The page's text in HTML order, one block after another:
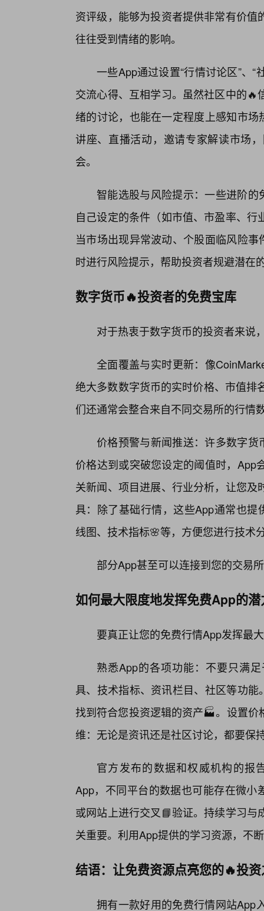
资评级，能够为投资者提供非常有价
往往受到情绪的影响。
一些App通过设置“行情讨论区”、“
交流心得、互相学习。虽然社区中的
绪的讨论，也能在一定程度上感知市
讲座、直播活动，邀请专家解读市场
会。
智能选股与风险提示：一些进阶
自己设定的条件（如市值、市盈率、
当市场出现异常波动、个股面临风险
时进行风险提示，帮助投资者规避潜在
数字货币🔥投资者的免费宝库
对于热衷于数字货币的投资者来说
全面覆盖与实时更新：像
绝大多数数字货币的实时价格、市值
们还通常会整合来自不同交易所的行情
价格预警与新闻推送：许多数字
价格达到或突破您设定的阈值时，App
关新闻、项目进展、行业分析，让您
具：除了基础行情，这些App通常也
线图、技术指标🌸等，方便您进行技术
部分App甚至可以连接到您的交易
如何最大限度地发挥免费App的潜
要真正让您的免费行情App发挥最
熟悉App的各项功能：不要只满
具、技术指标、资讯栏目、社区等功
找到符合您投资逻辑的资产🏭。设置
维：无论是资讯还是社区讨论，都要保
官方发布的数据和权威机构的报
App，不同平台的数据也可能存在微
或网站上进行交叉📘验证。持续学习
关重要。利用App提供的学习资源，不
结语：让免费资源点亮您的🔥投
拥有一款好用的免费行情网站App